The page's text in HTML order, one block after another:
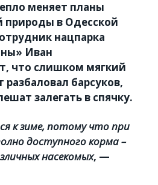
меняет планы
природы в Одесской
нацпарка
Иван
что слишком мягкий
барсуков,
залегать в спячку.
к зиме, потому что при
доступного корма –
насекомых, —